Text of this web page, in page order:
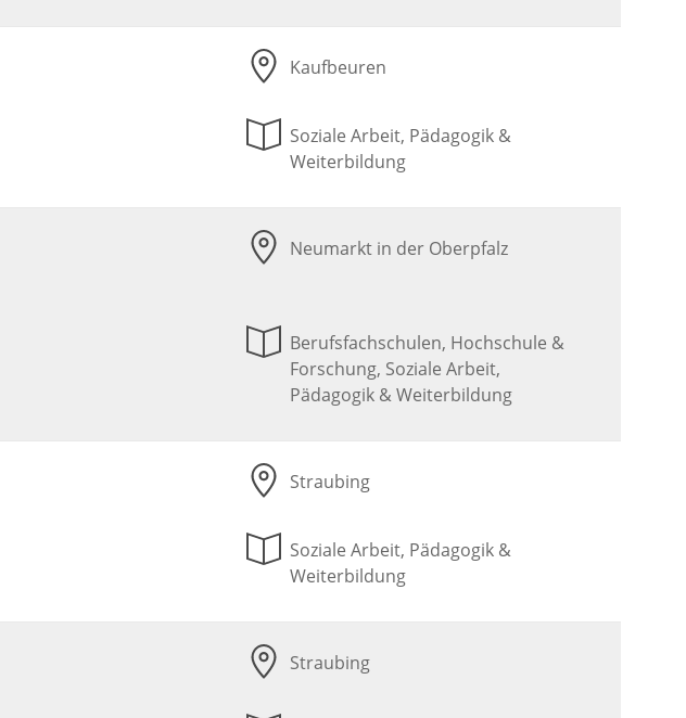
Kaufbeuren
Soziale Arbeit, Pädagogik &
Weiterbildung
Neumarkt in der Oberpfalz
Berufsfachschulen, Hochschule &
Forschung, Soziale Arbeit,
Pädagogik & Weiterbildung
Straubing
Soziale Arbeit, Pädagogik &
Weiterbildung
Straubing